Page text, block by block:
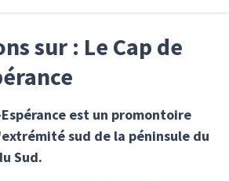
sur : Le Cap de
est un promontoire
sud de la péninsule du
Sud.